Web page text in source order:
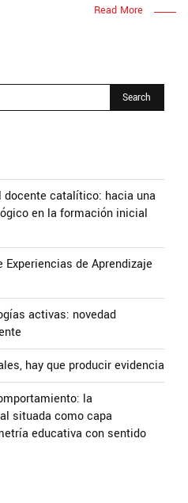
Read More
docente catalítico: hacia una
en la formación inicial
Experiencias de Aprendizaje
activas: novedad
hay que producir evidencia
la
situada como capa
educativa con sentido